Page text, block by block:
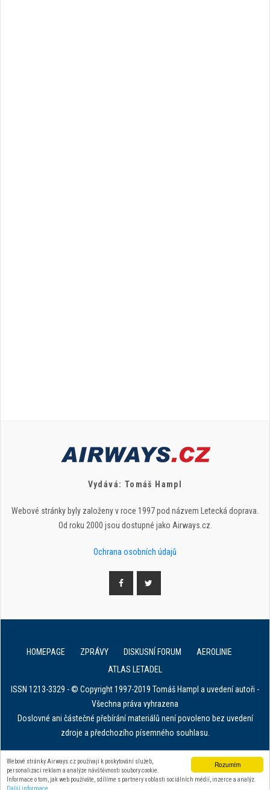
Rozumím
Webové stránky Airways.cz používají k poskytování služeb,
personalizaci reklam a analýze návštěvnosti soubory cookie.
Informace o tom, jak web používáte, sdílíme s partnery v oblasti sociálních médií, inzerce a analýz.
Další informace
Vydává: Tomáš Hampl
Webové stránky byly založeny v roce 1997 pod názvem Letecká doprava.
Od roku 2000 jsou dostupné jako Airways.cz.
Ochrana osobních údajů
HOMEPAGE ZPRÁVY DISKUSNÍ FORUM
AEROLINIE
ATLAS LETADEL
ISSN 1213-3329 - © Copyright 1997-2019 Tomáš Hampl a uvedení autoři -
Všechna práva vyhrazena
Doslovné ani částečné přebírání materiálů není povoleno bez uvedení
zdroje a předchozího písemného souhlasu.
E. in ART for african IVF clinics
Zařízení na stahování dat z tachografu